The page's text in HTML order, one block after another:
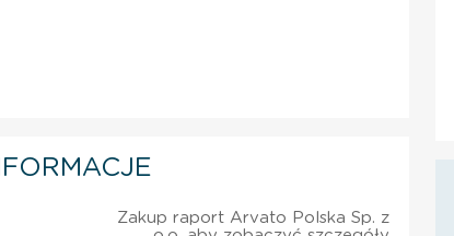
Zakup raport Arvato Polska Sp. z